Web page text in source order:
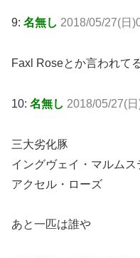
9: 名無し 2018/05/27(日
Faxl Roseとか言われて
10: 名無し 2018/05/27(
三大劣化豚
イングヴェイ・マルムス
アクセル・ローズ
あと一匹は誰や